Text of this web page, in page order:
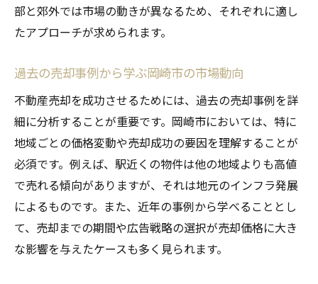
売却のための準備とプロモーション戦略
内覧時におけるアピールポイント
契約と引き渡しのプロセスを理解する
売却前に知っておきたい岡崎市の不動産市場の
最新トレンド
不動産価格の上昇傾向を押さえる
新築住宅と中古住宅の需要の違い
エリア別の人口動態と住居ニーズ
環境意識の高まりによる影響
不動産投資家が注目する地域の変化
部と郊外では市場の動きが異なるため、それぞれに適し
たアプローチが求められます。
過去の売却事例から学ぶ岡崎市の市場動向
不動産売却を成功させるためには、過去の売却事例を詳
細に分析することが重要です。岡崎市においては、特に
地域ごとの価格変動や売却成功の要因を理解することが
必須です。例えば、駅近くの物件は他の地域よりも高値
で売れる傾向がありますが、それは地元のインフラ発展
によるものです。また、近年の事例から学べることとし
て、売却までの期間や広告戦略の選択が売却価格に大き
な影響を与えたケースも多く見られます。